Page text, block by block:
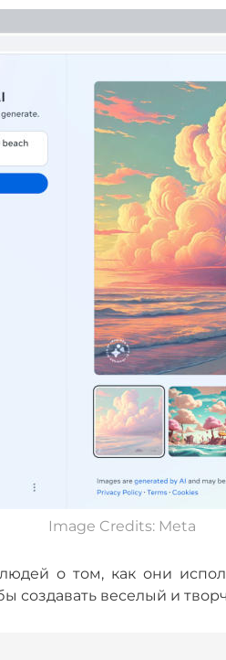
Image Credits: Meta
о том, как они
создавать веселый и